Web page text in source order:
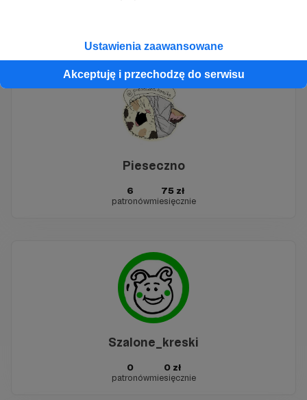
Ustawienia zaawansowane
Akceptuję i przechodzę do serwisu
Pieseczno
6
patronów
75 zł
miesięcznie
Szalone_kreski
0
patronów
0 zł
miesięcznie